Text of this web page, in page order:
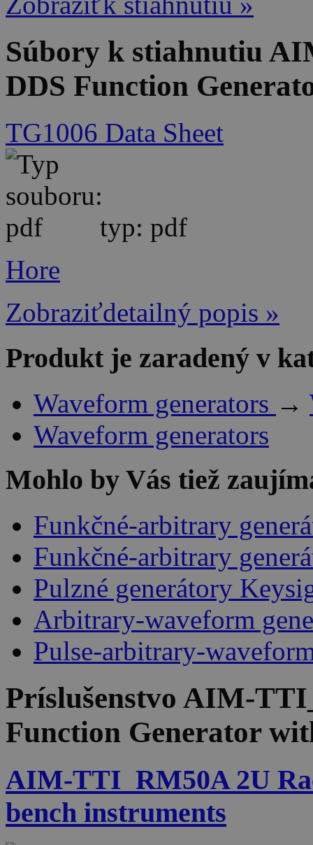
Súbory k stiahnutiu
DDS Function
TG1006 Data Sheet
typ: pdf
Hore
Zobraziťdetailný popis »
Produkt je zaradený v
Waveform generators →
Waveform generators
Mohlo by Vás tiež
Funkčné-arbitrary
Funkčné-arbitrary
Pulzné generátory
Arbitrary-waveform
Pulse-arbitrary-
Príslušenstvo AIM-
Function Generator
AIM-TTI_RM50A 2U
bench instruments